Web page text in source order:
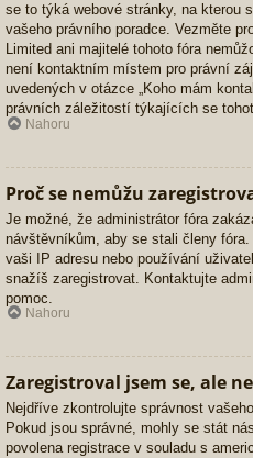
se to týká webové stránky, na kterou
vašeho právního poradce. Vezměte
Limited ani majitelé tohoto fóra
není kontaktním místem pro právní
uvedených v otázce „Koho mám
právních záležitostí týkajících se
Nahoru
Proč se nemůžu
Je možné, že administrátor fóra
návštěvníkům, aby se stali členy
vaši IP adresu nebo používání
snažíš zaregistrovat. Kontaktujte
pomoc.
Nahoru
Zaregistroval jsem se, ale
Nejdříve zkontrolujte správnost
Pokud jsou správné, mohly se stát
povolena registrace v souladu s